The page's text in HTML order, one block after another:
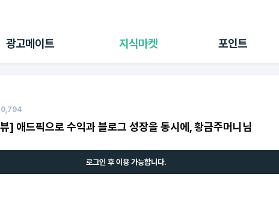
광고메이트 지식마켓 포인트
광고리포트
출석 룰렛
] 애드픽으로 수익과 블로그 성장을 동시에, 황금주머니님
로그인 후 이용 가능합니다.